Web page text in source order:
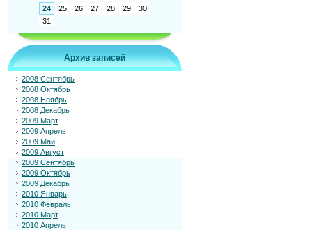
24 25 26 27 28 29
30
31
Архив записей
2008 Сентябрь
2008 Октябрь
2008 Ноябрь
2008 Декабрь
2009 Март
2009 Апрель
2009 Май
2009 Август
2009 Сентябрь
2009 Октябрь
2009 Декабрь
2010 Январь
2010 Февраль
2010 Март
2010 Апрель